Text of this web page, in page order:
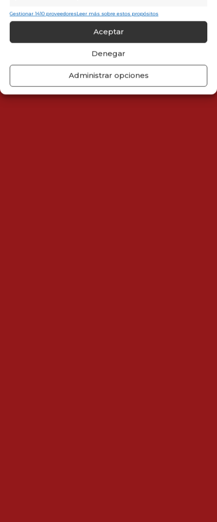
Gestionar 1410 proveedoresLeer más sobre estos propósitos
Aceptar
Denegar
Administrar opciones